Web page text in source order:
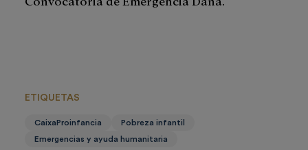
ETIQUETAS
CaixaProinfancia
Pobreza infantil
Emergencias y ayuda humanitaria